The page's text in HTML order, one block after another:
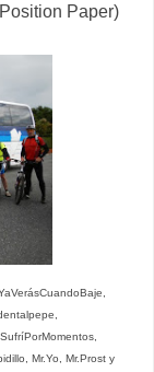
Paper)
Mr.Yo, Mr.Prost y